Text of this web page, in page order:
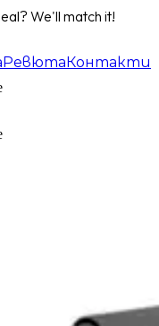
We'll match it!
РевютаКонтакти